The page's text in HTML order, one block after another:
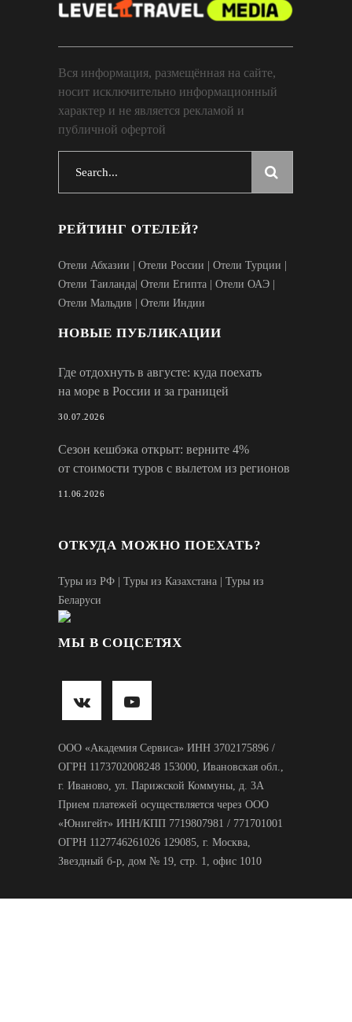
Вся информация, размещённая на сайте,
носит исключительно информационный
характер и не является рекламой и
публичной офертой
РЕЙТИНГ ОТЕЛЕЙ?
Отели Абхазии Отели России Отели Турции
Отели Таиланда Отели Египта Отели ОАЭ
Отели Мальдив
Отели Индии
НОВЫЕ ПУБЛИКАЦИИ
Где отдохнуть в августе: куда поехать
на море в России и за границей
30.07.2026
Сезон кешбэка открыт: верните 4%
от стоимости туров с вылетом из регионов
11.06.2026
ОТКУДА МОЖНО ПОЕХАТЬ?
Туры из РФ Туры из Казахстана
Туры из
Беларуси
МЫ В СОЦСЕТЯХ
ООО «Академия Сервиса» ИНН 3702175896 /
ОГРН 1173702008248 153000, Ивановская обл.,
г. Иваново, ул. Парижской Коммуны, д. 3А
Прием платежей осуществляется через ООО
«Юнигейт» ИНН/КПП 7719807981 / 771701001
ОГРН 1127746261026 129085, г. Москва,
Звездный б-р, дом № 19, стр. 1, офис 1010